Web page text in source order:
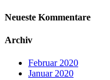
Neueste Kommentare
Archiv
Februar 2020
Januar 2020